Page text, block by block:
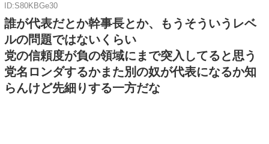
ID:S80KBGe30
誰が代表だとか幹事長とか、もうそういうレベ
ルの問題ではないくらい
党の信頼度が負の領域にまで突入してると思う
党名ロンダするかまた別の奴が代表になるか知
らんけど先細りする一方だな